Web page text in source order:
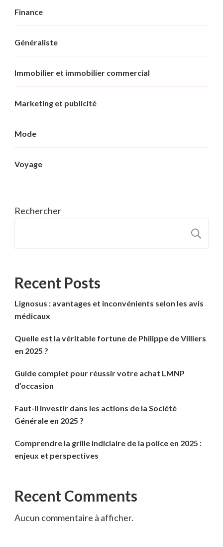
Finance
Généraliste
Immobilier et immobilier commercial
Marketing et publicité
Mode
Voyage
Rechercher
Recent Posts
Lignosus : avantages et inconvénients selon les avis
médicaux
Quelle est la véritable fortune de Philippe de Villiers
en 2025 ?
Guide complet pour réussir votre achat LMNP
d’occasion
Faut-il investir dans les actions de la Société
Générale en 2025 ?
Comprendre la grille indiciaire de la police en 2025 :
enjeux et perspectives
Recent Comments
Aucun commentaire à afficher.